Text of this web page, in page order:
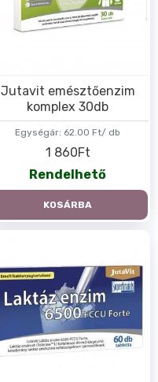
Egységár: 62.00 Ft/ db
Jutavit emésztőenzim
komplex 30db
1 860Ft
Rendelhető
KOSÁRBA